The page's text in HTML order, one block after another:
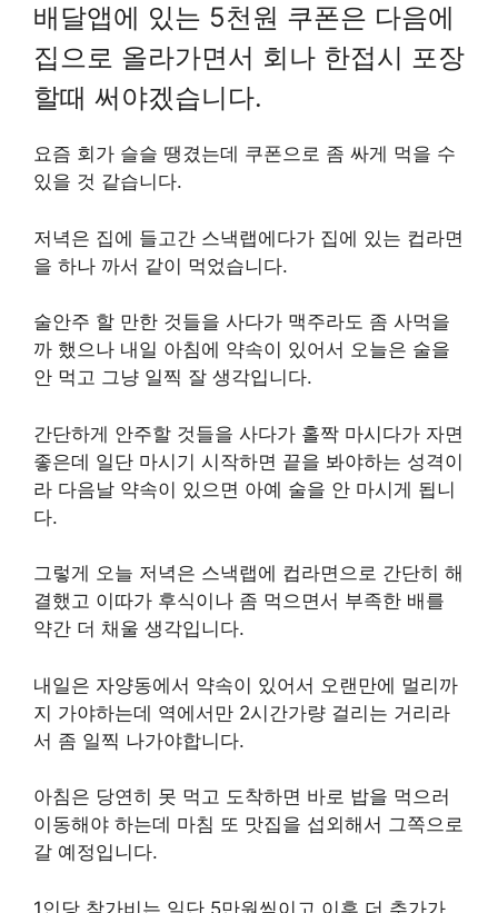
배달앱에 있는 5천원 쿠폰은 다음에
집으로 올라가면서 회나 한접시 포장
할때 써야겠습니다.
요즘 회가 슬슬 땡겼는데 쿠폰으로 좀 싸게 먹을 수
있을 것 같습니다.
저녁은 집에 들고간 스낵랩에다가 집에 있는 컵라면
을 하나 까서 같이 먹었습니다.
술안주 할 만한 것들을 사다가 맥주라도 좀 사먹을
까 했으나 내일 아침에 약속이 있어서 오늘은 술을
안 먹고 그냥 일찍 잘 생각입니다.
간단하게 안주할 것들을 사다가 홀짝 마시다가 자면
좋은데 일단 마시기 시작하면 끝을 봐야하는 성격이
라 다음날 약속이 있으면 아예 술을 안 마시게 됩니
다.
그렇게 오늘 저녁은 스낵랩에 컵라면으로 간단히 해
결했고 이따가 후식이나 좀 먹으면서 부족한 배를
약간 더 채울 생각입니다.
내일은 자양동에서 약속이 있어서 오랜만에 멀리까
지 가야하는데 역에서만 2시간가량 걸리는 거리라
서 좀 일찍 나가야합니다.
아침은 당연히 못 먹고 도착하면 바로 밥을 먹으러
이동해야 하는데 마침 또 맛집을 섭외해서 그쪽으로
갈 예정입니다.
1인당 참가비는 일단 5만원씩이고 이후 더 추가가